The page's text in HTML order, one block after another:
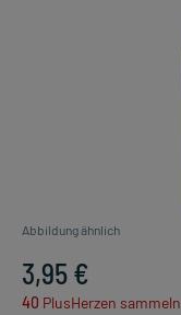
Abbildung ähnlich
3,95 €
40 PlusHerzen sammeln